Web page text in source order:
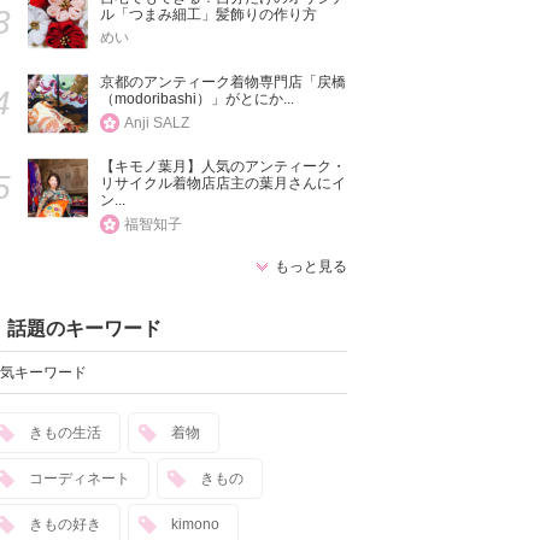
ル「つまみ細工」髪飾りの作り方
めい
京都のアンティーク着物専門店「戻橋
（modoribashi）」がとにか...
Anji SALZ
【キモノ葉月】人気のアンティーク・
リサイクル着物店店主の葉月さんにイ
ン...
福智知子
もっと見る
話題のキーワード
キーワード
きもの生活 着物
コーディネート きもの
きもの好き kimono